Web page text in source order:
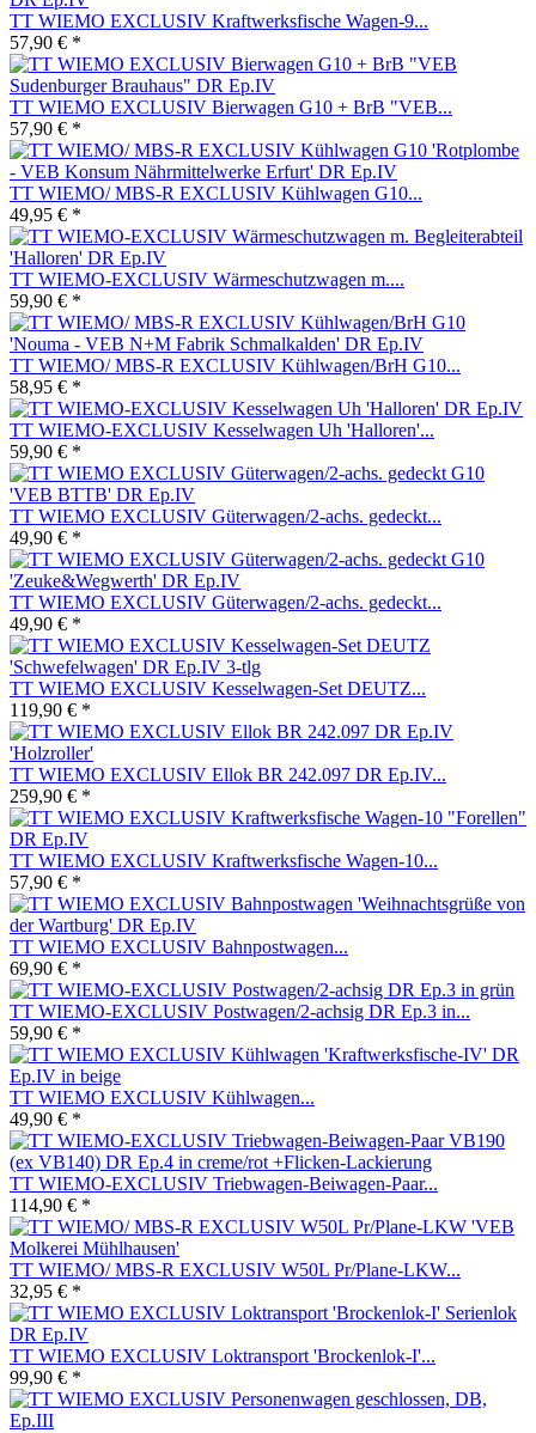
TT WIEMO EXCLUSIV Kraftwerksfische Wagen-9...
57,90 € *
TT WIEMO EXCLUSIV Bierwagen G10 + BrB "VEB...
57,90 € *
TT WIEMO/ MBS-R EXCLUSIV Kühlwagen G10...
49,95 € *
TT WIEMO-EXCLUSIV Wärmeschutzwagen m....
59,90 € *
TT WIEMO/ MBS-R EXCLUSIV Kühlwagen/BrH G10...
58,95 € *
TT WIEMO-EXCLUSIV Kesselwagen Uh 'Halloren'...
59,90 € *
TT WIEMO EXCLUSIV Güterwagen/2-achs. gedeckt...
49,90 € *
TT WIEMO EXCLUSIV Güterwagen/2-achs. gedeckt...
49,90 € *
TT WIEMO EXCLUSIV Kesselwagen-Set DEUTZ...
119,90 € *
TT WIEMO EXCLUSIV Ellok BR 242.097 DR Ep.IV...
259,90 € *
TT WIEMO EXCLUSIV Kraftwerksfische Wagen-10...
57,90 € *
TT WIEMO EXCLUSIV Bahnpostwagen...
69,90 € *
TT WIEMO-EXCLUSIV Postwagen/2-achsig DR Ep.3 in...
59,90 € *
TT WIEMO EXCLUSIV Kühlwagen...
49,90 € *
TT WIEMO-EXCLUSIV Triebwagen-Beiwagen-Paar...
114,90 € *
TT WIEMO/ MBS-R EXCLUSIV W50L Pr/Plane-LKW...
32,95 € *
TT WIEMO EXCLUSIV Loktransport 'Brockenlok-I'...
99,90 € *